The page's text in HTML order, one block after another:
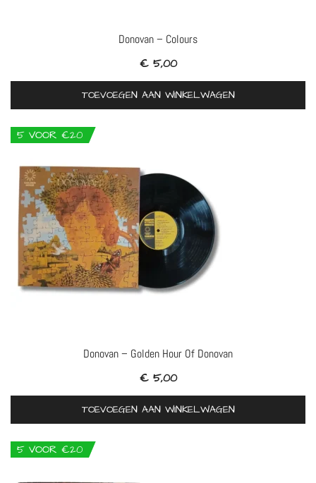
Donovan – Colours
€5,00
TOEVOEGEN AAN WINKELWAGEN
5 VOOR €20
Donovan – Golden Hour Of Donovan
€5,00
TOEVOEGEN AAN WINKELWAGEN
5 VOOR €20